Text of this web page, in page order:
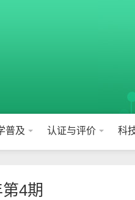
普及 认证与评价 科
4期